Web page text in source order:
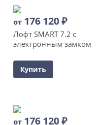
от 176 120₽
Лофт SMART 7.2 с
электронным замком
Купить
от 176 120₽